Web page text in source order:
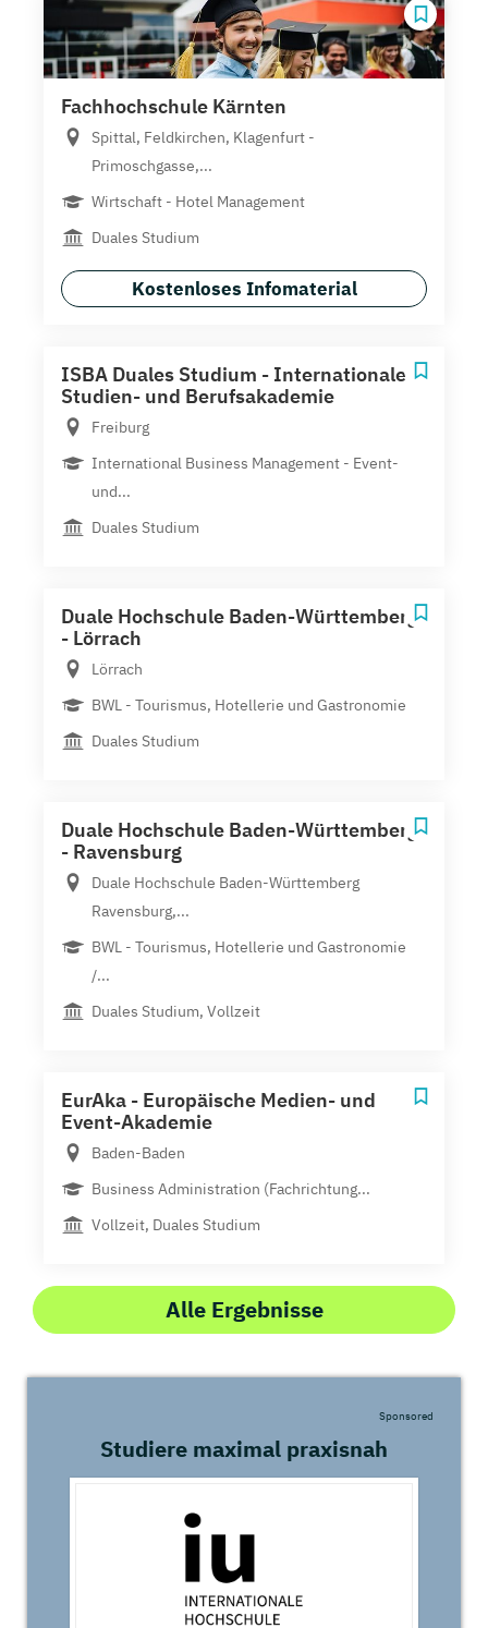
Fachhochschule Kärnten
Spittal, Feldkirchen, Klagenfurt -
Primoschgasse,...
Wirtschaft - Hotel Management
Duales Studium
Kostenloses Infomaterial
ISBA Duales Studium - Internationale
Studien- und Berufsakademie
Freiburg
International Business Management - Event-
und...
Duales Studium
Duale Hochschule Baden-Württemberg
- Lörrach
Lörrach
BWL - Tourismus, Hotellerie und Gastronomie
Duales Studium
Duale Hochschule Baden-Württemberg
- Ravensburg
Duale Hochschule Baden-Württemberg
Ravensburg,...
BWL - Tourismus, Hotellerie und Gastronomie
/...
Duales Studium, Vollzeit
EurAka - Europäische Medien- und
Event-Akademie
Baden-Baden
Business Administration (Fachrichtung...
Vollzeit, Duales Studium
Alle Ergebnisse
Studiere maximal praxisnah
Sponsored